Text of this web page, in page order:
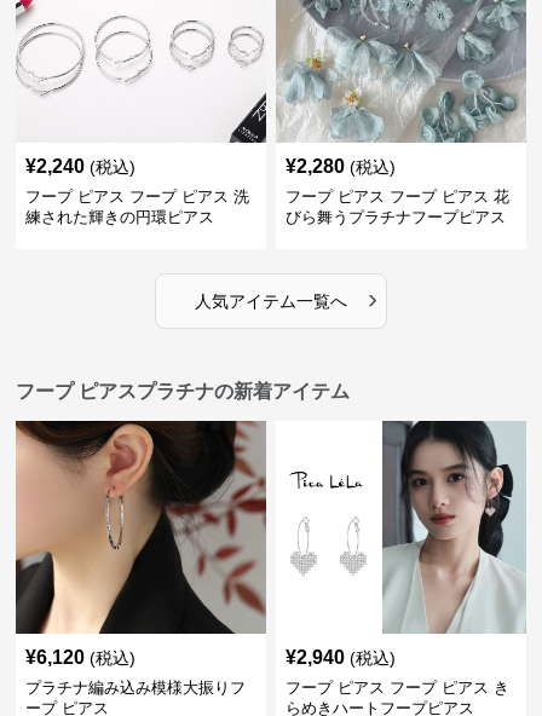
¥2,240 (税込)
フープ ピアス フープ ピアス 洗
練された輝きの円環ピアス
¥2,280 (税込)
フープ ピアス フープ ピアス 花
びら舞うプラチナフープピアス
人気アイテム一覧へ ›
フープ ピアスプラチナの新着アイテム
¥6,120 (税込)
プラチナ編み込み模様大振りフ
ープ ピアス
¥2,940 (税込)
フープ ピアス フープ ピアス き
らめきハートフープピアス